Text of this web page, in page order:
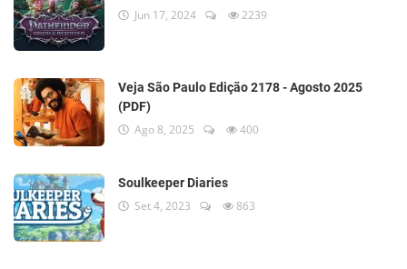
Jun 17, 2024 2239
Veja São Paulo Edição 2178 - Agosto 2025
(PDF)
Ago 8, 2025 400
Soulkeeper Diaries
Set 4, 2023 863